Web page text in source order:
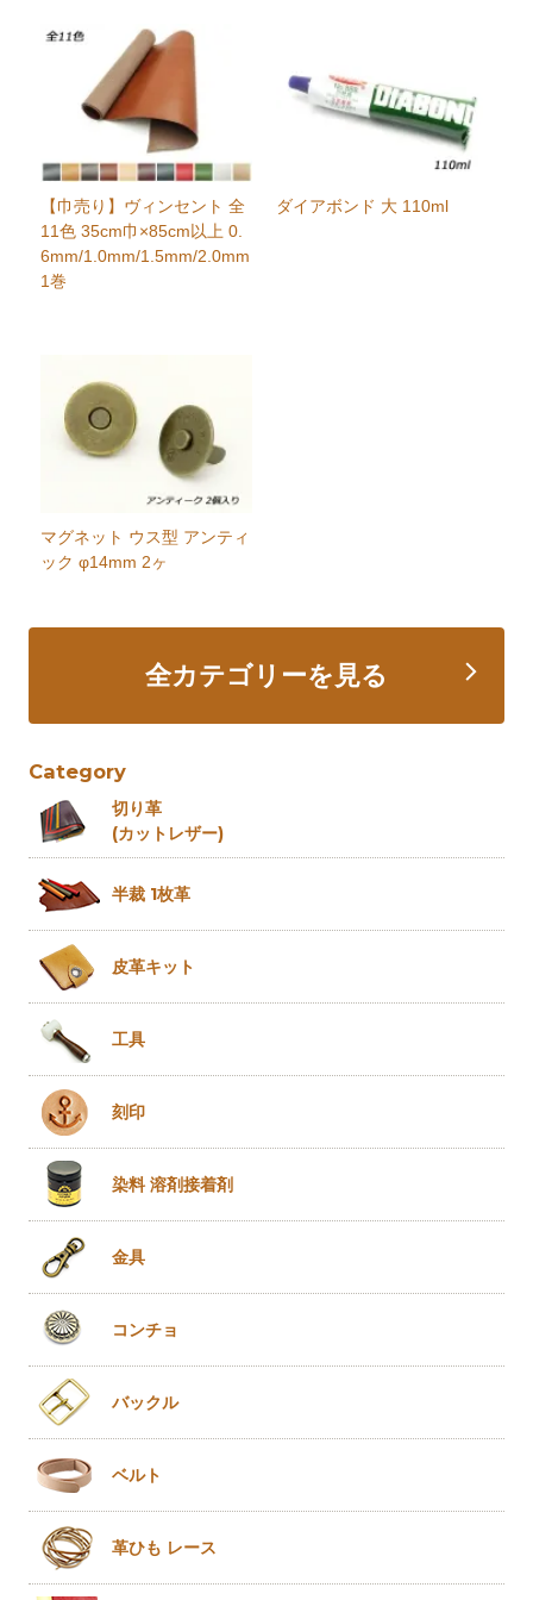
【巾売り】ヴィンセント 全
11色 35cm巾×85cm以上 0.
6mm/1.0mm/1.5mm/2.0mm
1巻
ダイアボンド 大 110ml
マグネット ウス型 アンティ
ック φ14mm 2ヶ
全カテゴリーを見る
Category
切り革
(カットレザー)
半裁 1枚革
皮革キット
工具
刻印
染料 溶剤接着剤
金具
コンチョ
バックル
ベルト
革ひも レース